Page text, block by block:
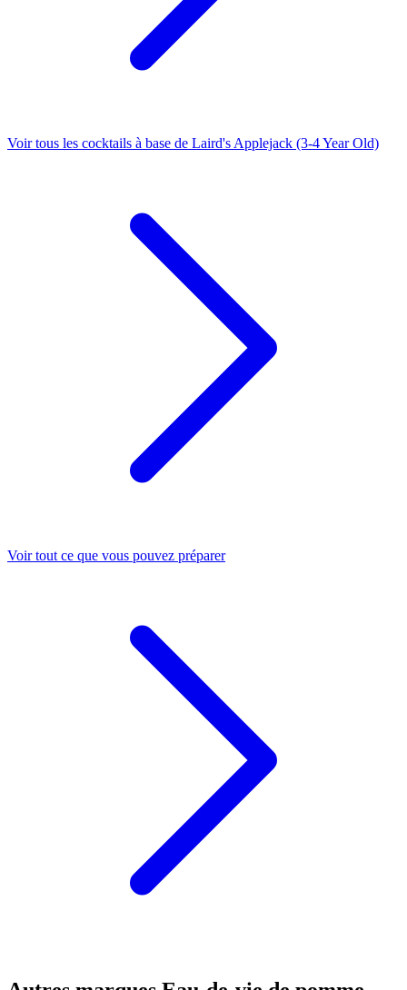
Voir tous les cocktails à base de Laird's Applejack (3-4 Year Old)
Voir tout ce que vous pouvez préparer